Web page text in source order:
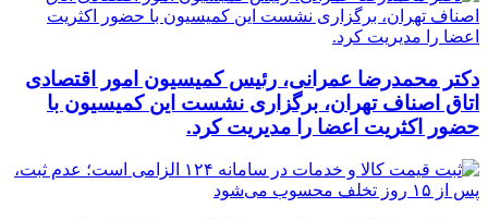
دکتر محمدرضا عمرانی، رئیس کمیسیون امور اقتصادی
اتاق اصناف تهران، برگزاری نشست این کمیسیون با
حضور اکثریت اعضا را مدیریت کرد.